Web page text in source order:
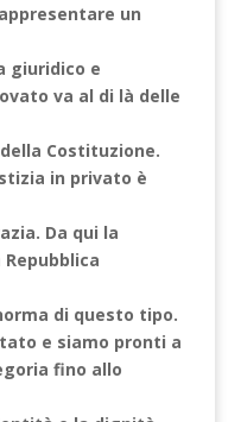
un
giuridico e
va al di là delle
Costituzione.
in privato è
Da qui la
di questo tipo.
e siamo pronti a
fino allo